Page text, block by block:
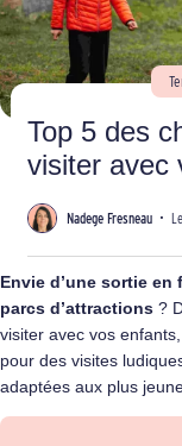
Top 5 des
visiter avec
Nadege Fresneau •
Envie d’une sortie
parcs d’attractions ?
visiter avec vos
pour des visites
adaptées aux plus